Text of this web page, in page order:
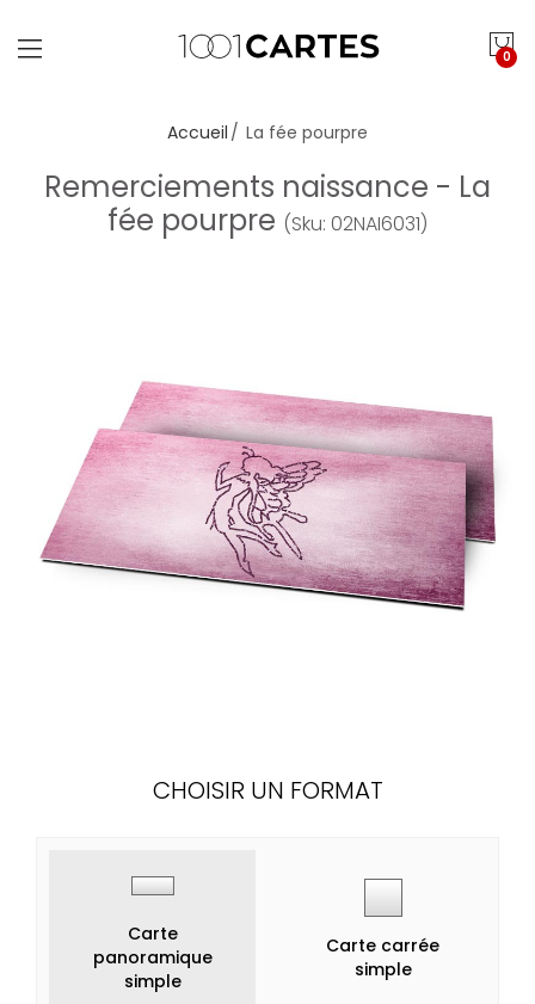
0
Accueil La fée pourpre
Remerciements naissance - La
fée pourpre (Sku: 02NAI6031)
CHOISIR UN FORMAT
Carte
panoramique
simple
Carte carrée
simple